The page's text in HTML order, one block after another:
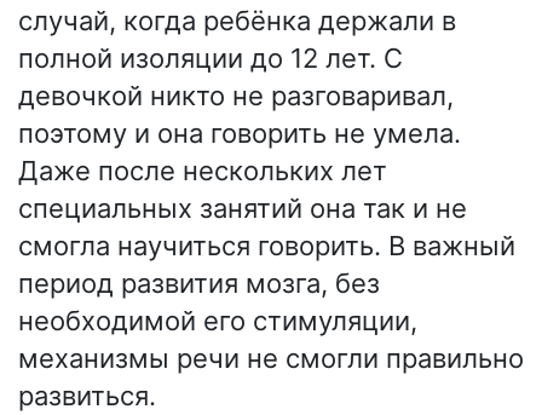
случай, когда ребёнка держали в
полной изоляции до 12 лет. С
девочкой никто не разговаривал,
поэтому и она говорить не умела.
Даже после нескольких лет
специальных занятий она так и не
смогла научиться говорить. В важный
период развития мозга, без
необходимой его стимуляции,
механизмы речи не смогли правильно
развиться.